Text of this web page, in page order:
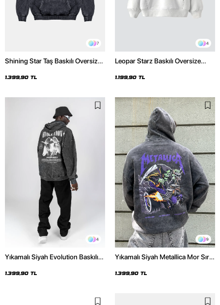
7
Shining Star Taş Baskılı Oversize
Hoodie
1.399,90 TL
4
Leopar Starz Baskılı Oversize
1.199,90 TL
4
Yıkamalı Siyah Evolution Baskılı
Hoodie
1.399,90 TL
9
Yıkamalı Siyah Metallica Mor Sırt
Hoodie
1.399,90 TL